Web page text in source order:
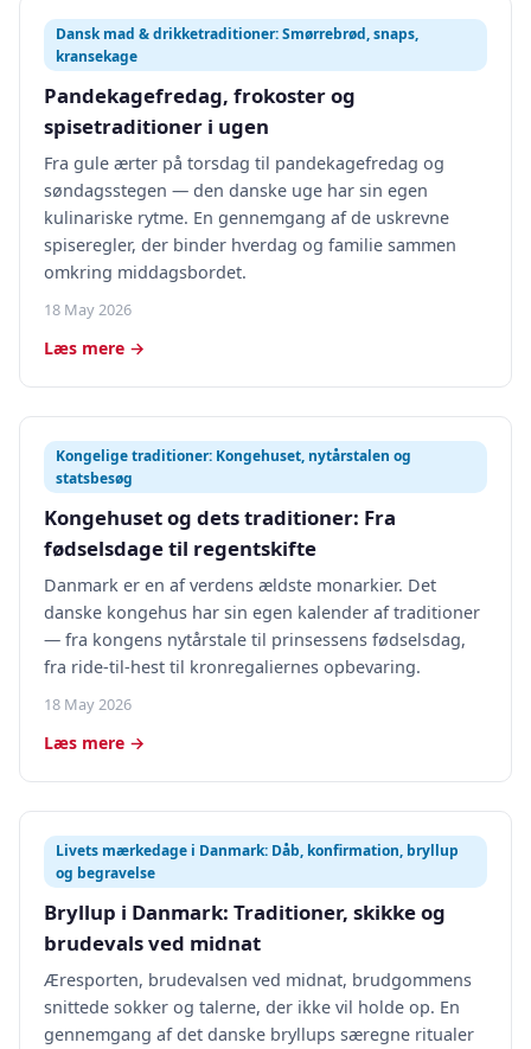
Dansk mad & drikketraditioner: Smørrebrød, snaps,
kransekage
Pandekagefredag, frokoster og
spisetraditioner i ugen
Fra gule ærter på torsdag til pandekagefredag og
søndagsstegen — den danske uge har sin egen
kulinariske rytme. En gennemgang af de uskrevne
spiseregler, der binder hverdag og familie sammen
omkring middagsbordet.
18 May 2026
Læs mere →
Kongelige traditioner: Kongehuset, nytårstalen og
statsbesøg
Kongehuset og dets traditioner: Fra
fødselsdage til regentskifte
Danmark er en af verdens ældste monarkier. Det
danske kongehus har sin egen kalender af traditioner
— fra kongens nytårstale til prinsessens fødselsdag,
fra ride-til-hest til kronregaliernes opbevaring.
18 May 2026
Læs mere →
Livets mærkedage i Danmark: Dåb, konfirmation, bryllup
og begravelse
Bryllup i Danmark: Traditioner, skikke og
brudevals ved midnat
Æresporten, brudevalsen ved midnat, brudgommens
snittede sokker og talerne, der ikke vil holde op. En
gennemgang af det danske bryllups særegne ritualer